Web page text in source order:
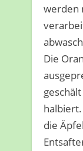
werden
Die
die